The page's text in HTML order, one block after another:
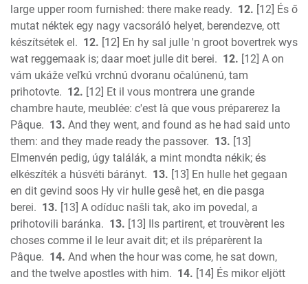
large upper room furnished: there make ready. 12. [12] És ő
mutat néktek egy nagy vacsoráló helyet, berendezve, ott
készítsétek el. 12. [12] En hy sal julle 'n groot bovertrek wys
wat reggemaak is; daar moet julle dit berei. 12. [12] A on
vám ukáže veľkú vrchnú dvoranu očalúnenú, tam
prihotovte. 12. [12] Et il vous montrera une grande
chambre haute, meublée: c'est là que vous préparerez la
Pâque. 13. And they went, and found as he had said unto
them: and they made ready the passover. 13. [13]
Elmenvén pedig, úgy találák, a mint mondta nékik; és
elkészíték a húsvéti bárányt. 13. [13] En hulle het gegaan
en dit gevind soos Hy vir hulle gesê het, en die pasga
berei. 13. [13] A odíduc našli tak, ako im povedal, a
prihotovili baránka. 13. [13] Ils partirent, et trouvèrent les
choses comme il le leur avait dit; et ils préparèrent la
Pâque. 14. And when the hour was come, he sat down,
and the twelve apostles with him. 14. [14] És mikor eljött